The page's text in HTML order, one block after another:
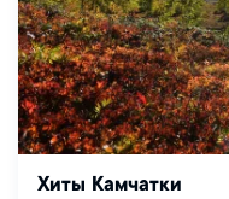
Хиты Камчатки